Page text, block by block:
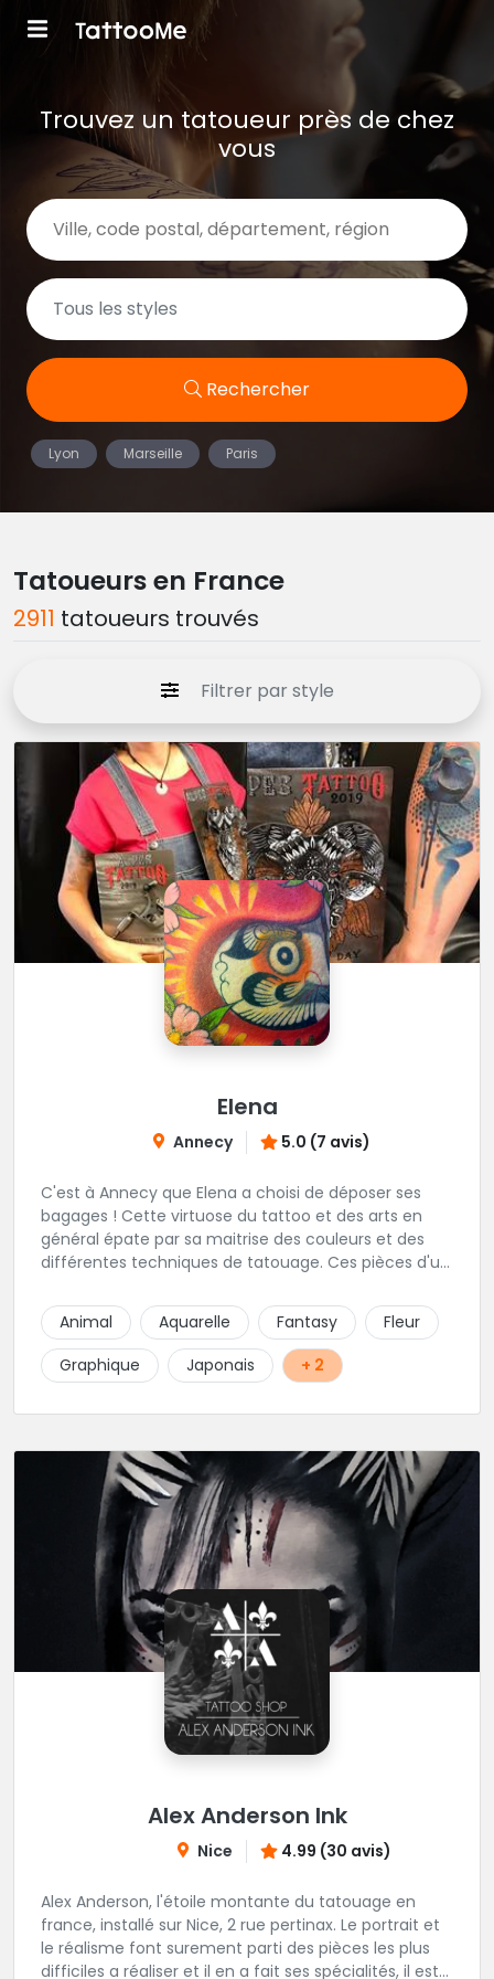
Trouvez un tatoueur près de chez
vous
Rechercher
Lyon Marseille Paris
Tatoueurs en France
2911 tatoueurs trouvés
Filtrer par style
Elena
Annecy 5.0 (7 avis)
C'est à Annecy que Elena a choisi de déposer ses
bagages ! Cette virtuose du tattoo et des arts en
général épate par sa maitrise des couleurs et des
différentes techniques de tatouage. Ces pièces d'un
On vient de très loin pour se faire tatouer par cette
artiste ! N'hésitez pas à la contacter par téléphone:
0648079720 ou messages sur Instagram ou
Facebook.
Animal Aquarelle Fantasy
Fleur
Graphique
Japonais + 2
Alex Anderson Ink
Nice 4.99 (30 avis)
Alex Anderson, l'étoile montante du tatouage en
france, installé sur Nice, 2 rue pertinax. Le portrait et
le réalisme font surement parti des pièces les plus
difficiles a réaliser et il en a fait ses spécialités, il est